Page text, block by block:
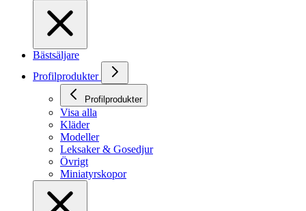
Bästsäljare
Profilprodukter
Profilprodukter
Visa alla
Kläder
Modeller
Leksaker & Gosedjur
Övrigt
Miniatyrskopor